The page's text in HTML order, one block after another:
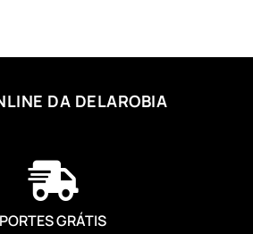
DA DELAROBIA

PORTES GRÁTIS